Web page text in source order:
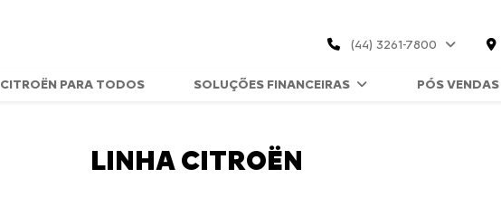
(44) 3261-7800
CITROËN PARA TODOS SOLUÇÕES FINANCEIRAS PÓS VENDAS
LINHA CITROËN